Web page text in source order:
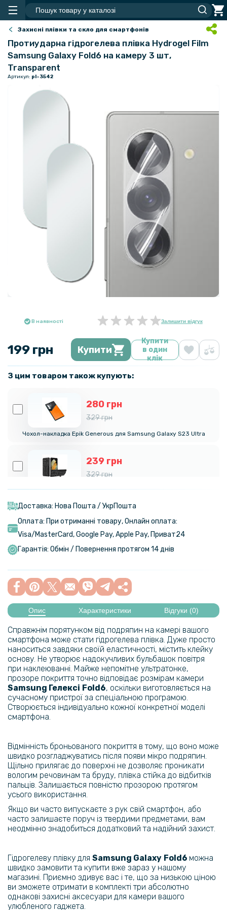
Захисні плівки та скло для смартфонів
Протиударна гідрогелева плівка Hydrogel Film
Samsung Galaxy Fold6​ на камеру 3 шт,
Transparent
Артикул: pl-3542
В наявності Залишити відгук
199 грн Купити
Купити
в один
клік
З цим товаром також купують:
280 грн
329 грн
Чохол-накладка Epik Generous для Samsung Galaxy S23 Ultra
239 грн
329 грн
Чохол-накладка Armor Case with Card Slot для Samsung Galaxy
469 грн
Чохол GKK Leather Soft Shell для Samsung S23 Ultra
892 грн
1 049 грн
Протиударний чохол XUNDD для Samsung Galaxy Fold6, Black
399 грн
Чохол-накладка Omeve Shockproof Military для Samsung Galaxy
Fold6
764 грн
424 грн
499 грн
Чохол книжка CaseMe Leather Magnet Case для Samsung Galaxy
Fold6
399 грн
Шкіряний чохол - накладка CODE Tactile Experience для Samsung
Galaxy Fold6
1 699 грн
Доставка: Нова Пошта / УкрПошта
Оплата: При отриманні товару, Онлайн оплата:
Visa/MasterСard, Google Pay, Apple Pay, Приват24
Гарантія: Обмін / Повернення протягом 14 днів
Опис Характеристики Відгуки (0)
Справжнім порятунком від подряпин на камері вашого
смартфона може стати гідрогелева плівка. Дуже просто
наноситься завдяки своїй еластичності, містить клейку
основу. Не утворює надокучливих бульбашок повітря
при наклеюванні. Майже непомітне ультратонке,
прозоре покриття точно відповідає розмірам камери
Samsung Гелексі Fold6​, оскільки виготовляється на
сучасному пристрої за спеціальною програмою.
Створюється індивідуально кожної конкретної моделі
смартфона.
Відмінність броньованого покриття в тому, що воно може
швидко розгладжуватись після появи мікро подряпин.
Щільно прилягає до поверхні не дозволяє проникати
вологим речовинам та бруду, плівка стійка до відбитків
пальців. Залишається повністю прозорою протягом
усього використання.
Якщо ви часто випускаєте з рук свій смартфон, або
часто залишаєте поруч із твердими предметами, вам
неодмінно знадобиться додатковий та надійний захист.
Гідрогелеву плівку для Samsung Galaxy Fold6​ можна
швидко замовити та купити вже зараз у нашому
магазині. Приємно здивує вас і те, що за низькою ціною
ви зможете отримати в комплекті три абсолютно
однакові захисні аксесуари для камери вашого
улюбленого гаджета.